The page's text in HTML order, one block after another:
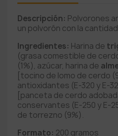
Descripción: Polvorones
un polvorón con la
Ingredientes: Harina de
(grasa comestible de
(1%), azúcar, harina de
[tocino de lomo de cerdo
antioxidantes (E-320 y E-
[panceta de cerdo
conservantes (E-250 y E-
de torrezno (9%).
Formato: 200 gramos